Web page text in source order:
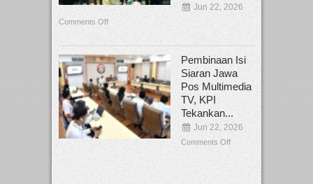
Jun 22, 2026
Comments Off
Pembinaan Isi
Siaran Jawa
Pos Multimedia
TV, KPI
Tekankan...
Jun 22, 2026
Comments Off